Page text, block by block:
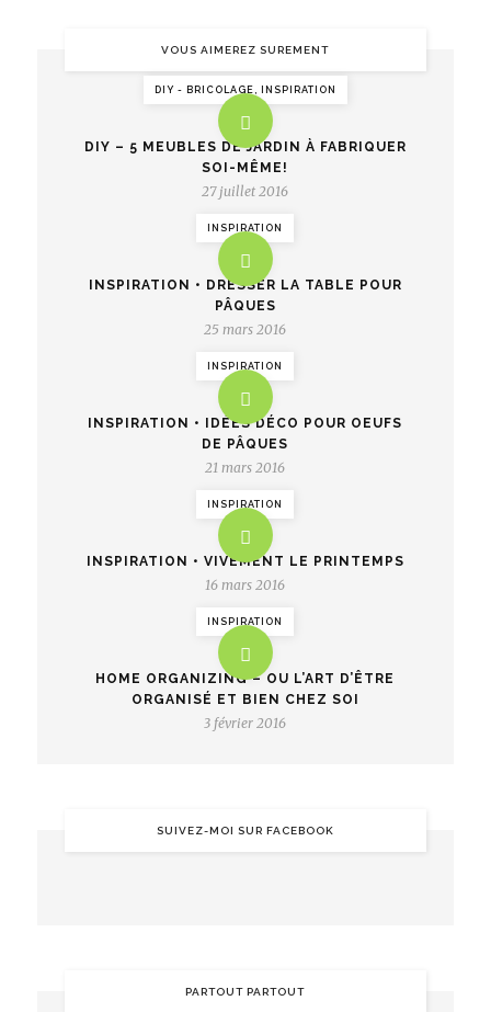
VOUS AIMEREZ SUREMENT
DIY - BRICOLAGE, INSPIRATION
DIY – 5 MEUBLES DE JARDIN À FABRIQUER
SOI-MÊME!
27 juillet 2016
INSPIRATION
INSPIRATION • DRESSER LA TABLE POUR
PÂQUES
25 mars 2016
INSPIRATION
INSPIRATION • IDÉES DÉCO POUR OEUFS
DE PÂQUES
21 mars 2016
INSPIRATION
INSPIRATION • VIVEMENT LE PRINTEMPS
16 mars 2016
INSPIRATION
HOME ORGANIZING – OU L’ART D’ÊTRE
ORGANISÉ ET BIEN CHEZ SOI
3 février 2016
SUIVEZ-MOI SUR FACEBOOK
PARTOUT PARTOUT